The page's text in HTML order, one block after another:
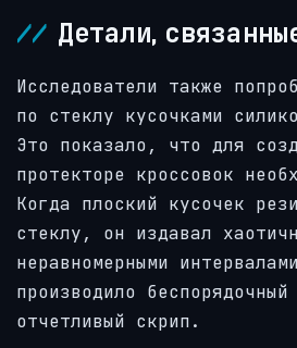
Детали,
Исследователи также
по стеклу кусочками
Это показало, что для
протекторе кроссовок
Когда плоский кусочек
стеклу, он издавал
неравномерными
производило
отчетливый скрип.